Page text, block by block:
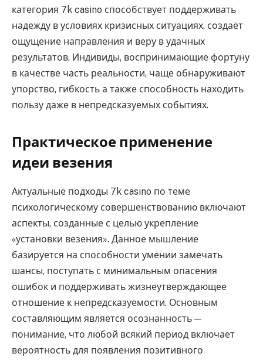
категория 7k casino способствует поддерживать
надежду в условиях кризисных ситуациях, создаёт
ощущение направления и веру в удачных
результатов. Индивиды, воспринимающие фортуну
в качестве часть реальности, чаще обнаруживают
упорство, гибкость а также способность находить
пользу даже в непредсказуемых событиях.
Практическое применение
идеи везения
Актуальные подходы 7k casino по теме
психологическому совершенствованию включают
аспекты, созданные с целью укрепление
«установки везения». Данное мышление
базируется на способности умении замечать
шансы, поступать с минимальным опасения
ошибок и поддерживать жизнеутверждающее
отношение к непредсказуемости. Основным
составляющим является осознанность —
понимание, что любой всякий период включает
вероятность для появления позитивного